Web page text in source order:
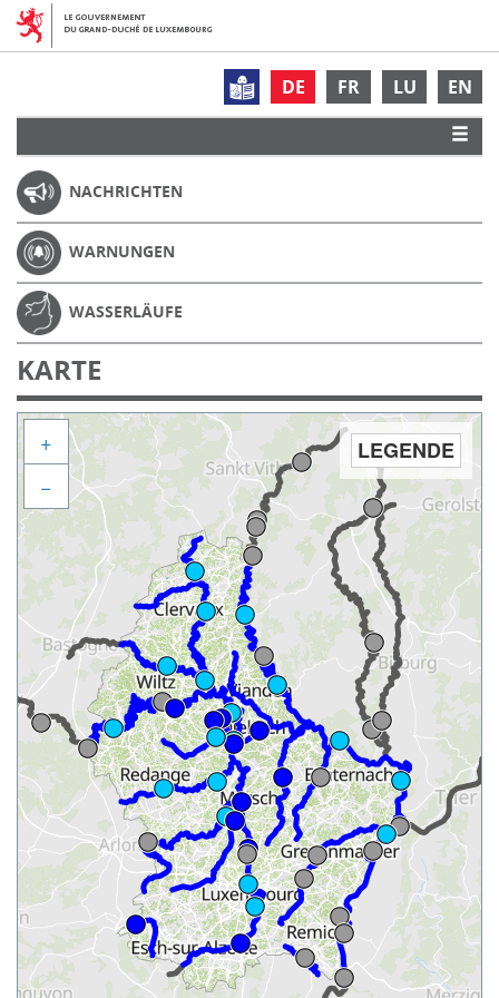
DE FR LU EN
NACHRICHTEN
WARNUNGEN
WASSERLÄUFE
KARTE
LEGENDE
+
−